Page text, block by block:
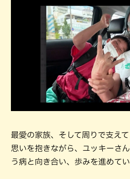
最愛の家族、そして周りで支え
思いを抱きながら、ユッキーさ
う病と向き合い、歩みを進めてい